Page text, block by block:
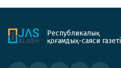
Республикалық
қоғамдық-саяси газеті